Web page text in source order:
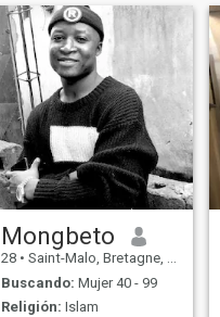
Mongbeto
28 • Saint-Malo, Bretagne, Francia
Buscando: Mujer 40 - 99
Religión: Islam